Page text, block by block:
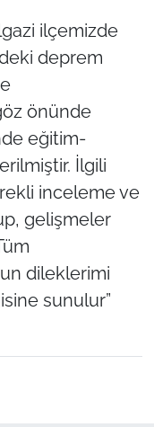
ilçemizde
deprem
önünde
eğitim-
İlgili
inceleme ve
gelişmeler
dileklerimi
sunulur”